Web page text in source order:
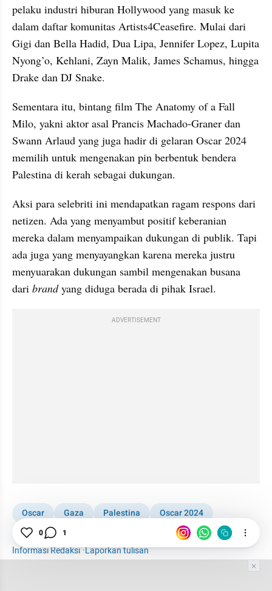
pelaku industri hiburan Hollywood yang masuk ke
dalam daftar komunitas Artists4Ceasefire. Mulai dari
Gigi dan Bella Hadid, Dua Lipa, Jennifer Lopez, Lupita
Nyong’o, Kehlani, Zayn Malik, James Schamus, hingga
Drake dan DJ Snake.
Sementara itu, bintang film The Anatomy of a Fall
Milo, yakni aktor asal Prancis Machado-Graner dan
Swann Arlaud yang juga hadir di gelaran Oscar 2024
memilih untuk mengenakan pin berbentuk bendera
Palestina di kerah sebagai dukungan.
Aksi para selebriti ini mendapatkan ragam respons dari
netizen. Ada yang menyambut positif keberanian
mereka dalam menyampaikan dukungan di publik. Tapi
ada juga yang menyayangkan karena mereka justru
menyuarakan dukungan sambil mengenakan busana
dari brand yang diduga berada di pihak Israel.
ADVERTISEMENT
Oscar Gaza Palestina
Oscar 2024
Woman
Informasi Redaksi·Laporkan tulisan
0 1